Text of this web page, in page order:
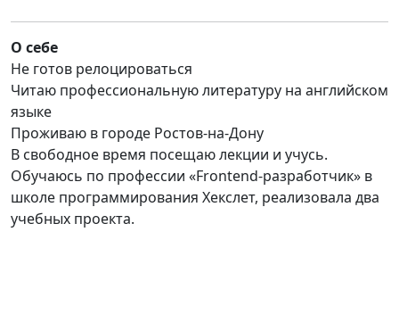
О себе
Не готов релоцироваться
Читаю профессиональную литературу на английском
языке
Проживаю в городе Ростов-на-Дону
В свободное время посещаю лекции и учусь.
Обучаюсь по профессии «Frontend-разработчик» в
школе программирования Хекслет, реализовала два
учебных проекта.